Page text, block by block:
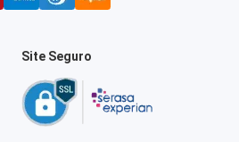
Site Seguro